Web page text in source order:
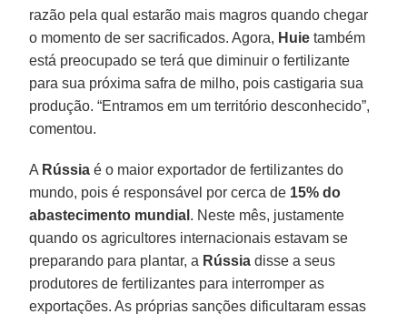
razão pela qual estarão mais magros quando chegar
o momento de ser sacrificados. Agora, Huie também
está preocupado se terá que diminuir o fertilizante
para sua próxima safra de milho, pois castigaria sua
produção. “Entramos em um território desconhecido”,
comentou.
A Rússia é o maior exportador de fertilizantes do
mundo, pois é responsável por cerca de 15% do
abastecimento mundial . Neste mês, justamente
quando os agricultores internacionais estavam se
preparando para plantar, a Rússia disse a seus
produtores de fertilizantes para interromper as
exportações. As próprias sanções dificultaram essas